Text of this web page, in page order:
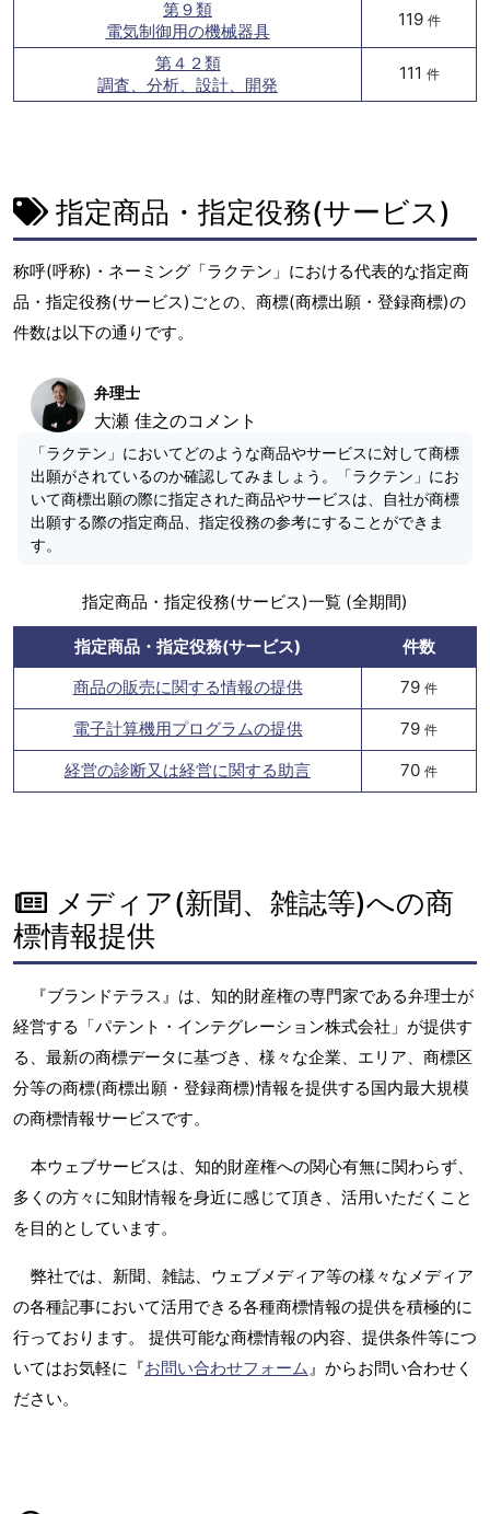
第９類
電気制御用の機械器具
119 件
第４２類
調査、分析、設計、開発
111 件
指定商品・指定役務(サービス)
称呼(呼称)・ネーミング「ラクテン」における代表的な指定商
品・指定役務(サービス)ごとの、商標(商標出願・登録商標)の
件数は以下の通りです。
弁理士
大瀬 佳之のコメント
「ラクテン」においてどのような商品やサービスに対して商標
出願がされているのか確認してみましょう。「ラクテン」にお
いて商標出願の際に指定された商品やサービスは、自社が商標
出願する際の指定商品、指定役務の参考にすることができま
す。
指定商品・指定役務(サービス)一覧 (全期間)
指定商品・指定役務(サービス)
件数
商品の販売に関する情報の提供
79 件
電子計算機用プログラムの提供 79 件
経営の診断又は経営に関する助言 70 件
メディア(新聞、雑誌等)への商
標情報提供
『ブランドテラス』は、知的財産権の専門家である弁理士が
経営する「パテント・インテグレーション株式会社」が提供す
る、最新の商標データに基づき、様々な企業、エリア、商標区
分等の商標(商標出願・登録商標)情報を提供する国内最大規模
の商標情報サービスです。
本ウェブサービスは、知的財産権への関心有無に関わらず、
多くの方々に知財情報を身近に感じて頂き、活用いただくこと
を目的としています。
弊社では、新聞、雑誌、ウェブメディア等の様々なメディア
の各種記事において活用できる各種商標情報の提供を積極的に
行っております。 提供可能な商標情報の内容、提供条件等につ
いてはお気軽に『お問い合わせフォーム 』からお問い合わせく
ださい。